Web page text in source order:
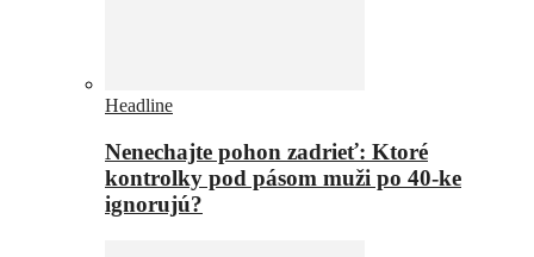
Headline
Nenechajte pohon zadrieť: Ktoré
kontrolky pod pásom muži po 40-ke
ignorujú?